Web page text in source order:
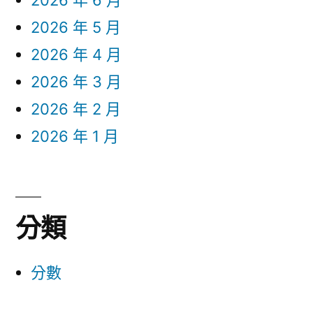
2026 年 5 月
2026 年 4 月
2026 年 3 月
2026 年 2 月
2026 年 1 月
分類
分數